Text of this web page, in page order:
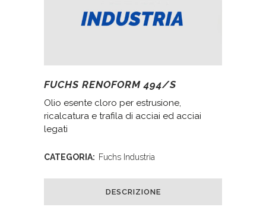
FUCHS RENOFORM 494/S
Olio esente cloro per estrusione,
ricalcatura e trafila di acciai ed acciai
legati
CATEGORIA: Fuchs Industria
DESCRIZIONE